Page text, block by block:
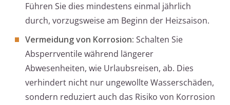
Führen Sie dies mindestens einmal jährlich
durch, vorzugsweise am Beginn der Heizsaison.
Vermeidung von Korrosion: Schalten Sie
Absperrventile während längerer
Abwesenheiten, wie Urlaubsreisen, ab. Dies
verhindert nicht nur ungewollte Wasserschäden,
sondern reduziert auch das Risiko von Korrosion